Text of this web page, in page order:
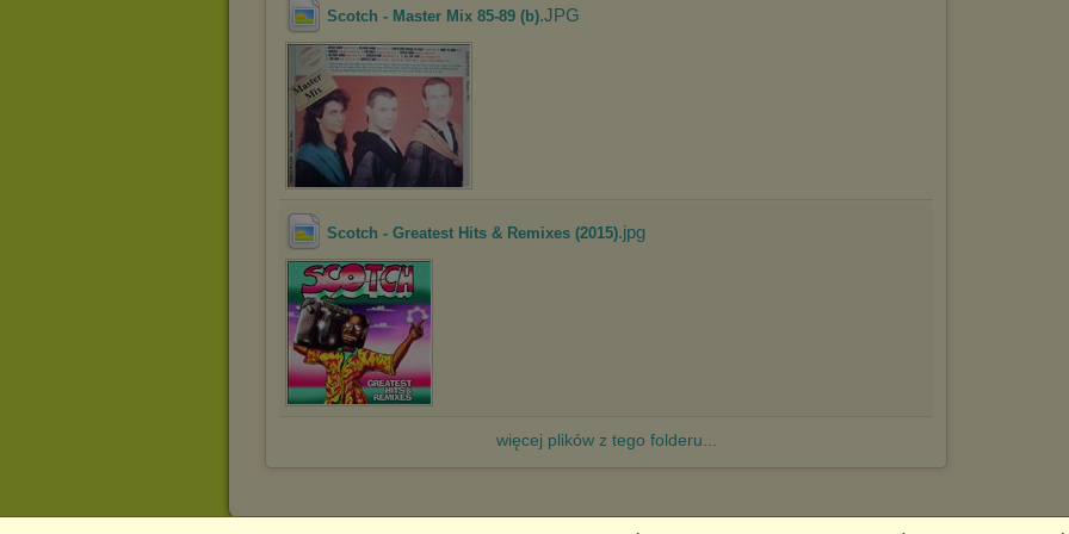
Scotch - Master Mix 85-89 (b).JPG
Scotch - Greatest Hits & Remixes (2015).jpg
więcej plików z tego folderu...